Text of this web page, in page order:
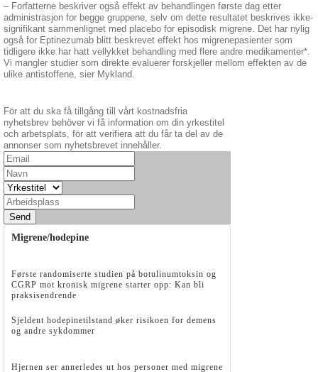
– Forfatterne beskriver også effekt av behandlingen første dag etter
administrasjon for begge gruppene, selv om dette resultatet beskrives ikke-
signifikant sammenlignet med placebo for episodisk migrene. Det har nylig
også for Eptinezumab blitt beskrevet effekt hos migrenepasienter som
tidligere ikke har hatt vellykket behandling med flere andre medikamenter*.
Vi mangler studier som direkte evaluerer forskjeller mellom effekten av de
ulike antistoffene, sier Mykland.
För att du ska få tillgång till vårt kostnadsfria
nyhetsbrev behöver vi få information om din yrkestitel
och arbetsplats, för att verifiera att du får ta del av de
annonser som nyhetsbrevet innehåller.
Send
Migrene/hodepine
Første randomiserte studien på botulinumtoksin og
CGRP mot kronisk migrene starter opp: Kan bli
praksisendrende
Sjeldent hodepinetilstand øker risikoen for demens
og andre sykdommer
Hjernen ser annerledes ut hos personer med migrene